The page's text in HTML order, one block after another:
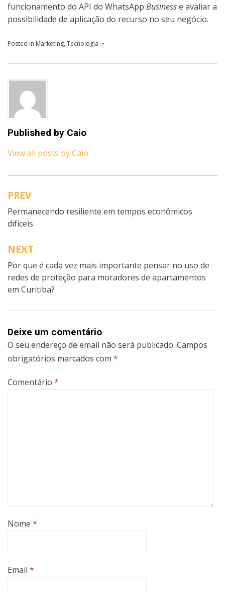
funcionamento do API do WhatsApp Businesse avaliar a
possibilidade de aplicação do recurso no seu negócio.
Posted in Marketing, Tecnologia
Published by Caio
View all posts by Caio
Navegação
de
artigos
PREV
Permanecendo resiliente em tempos econômicos
difíceis
NEXT
Por que é cada vez mais importante pensar no uso de
redes de proteção para moradores de apartamentos
em Curitiba?
Deixe um comentário
O seu endereço de email não será publicado. Campos
obrigatórios marcados com *
Comentário *
Nome *
Email *